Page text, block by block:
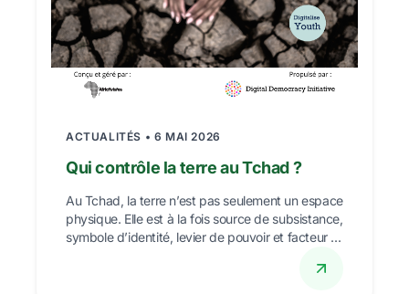
ACTUALITÉS • 6 MAI 2026
Qui contrôle la terre au Tchad ?
Au Tchad, la terre n’est pas seulement un espace
physique. Elle est à la fois source de subsistance,
symbole d’identité, levier de pouvoir et facteur ...